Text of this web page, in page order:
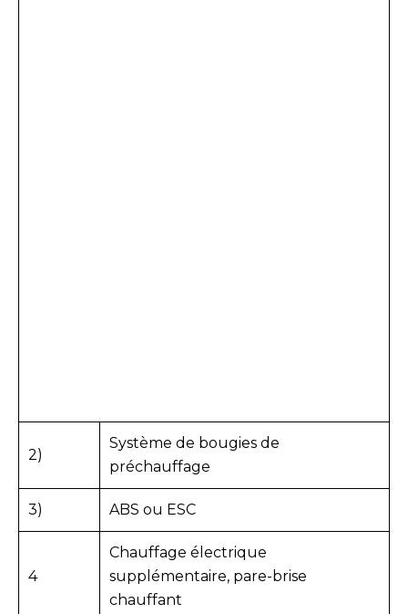
2)
Système de bougies de
préchauffage
3) ABS ou ESC
4
Chauffage électrique
supplémentaire, pare-brise
chauffant